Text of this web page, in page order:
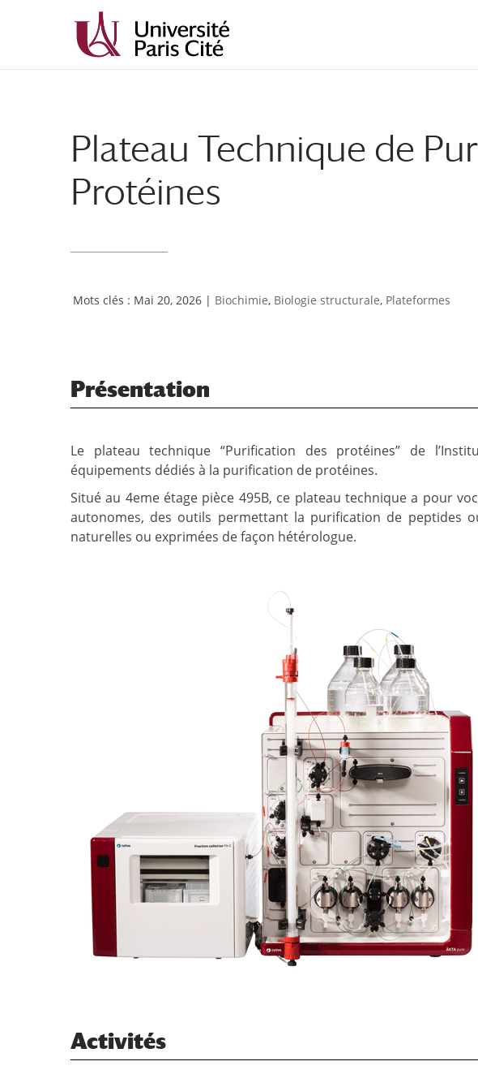
principal
navigation
Plateau Technique de
Protéines
Mai 20, 2026 | Biochimie, Biologie structurale, Plateformes
Présentation
Le plateau technique “Purification des protéines” de
équipements dédiés à la purification de protéines.
Situé au 4eme étage pièce 495B, ce plateau technique a pour
autonomes, des outils permettant la purification de peptides
naturelles ou exprimées de façon hétérologue.
Activités